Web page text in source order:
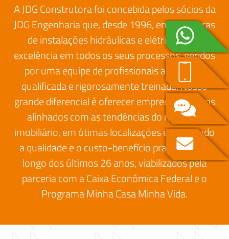
A JDG Construtora foi concebida pelos sócios da
JDG Engenharia que, desde 1996, entrega obras
de instalações hidráulicas e elétricas com
excelência em todos os seus processos, geridos
por uma equipe de profissionais altamente
qualificada e rigorosamente treinada. Nosso
grande diferencial é oferecer empreendimentos
alinhados com as tendências do mercado
imobiliário, em ótimas localizações e mantendo
a qualidade e o custo-benefício praticados ao
longo dos últimos 26 anos, viabilizados pela
parceria com a Caixa Econômica Federal e o
Programa Minha Casa Minha Vida.